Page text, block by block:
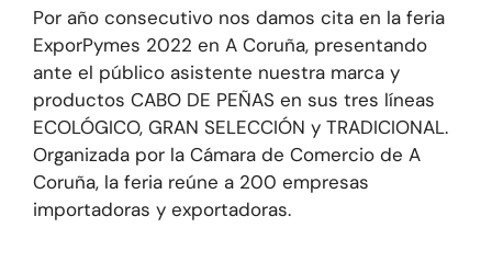
Por año consecutivo nos damos cita en la feria
ExporPymes 2022 en A Coruña, presentando
ante el público asistente nuestra marca y
productos CABO DE PEÑAS en sus tres líneas
ECOLÓGICO, GRAN SELECCIÓN y TRADICIONAL.
Organizada por la Cámara de Comercio de A
Coruña, la feria reúne a 200 empresas
importadoras y exportadoras.